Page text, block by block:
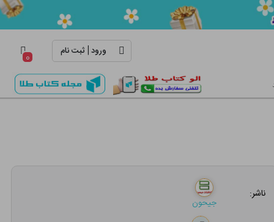
ورود| ثبت نام ۰
ناشر:
جیحون